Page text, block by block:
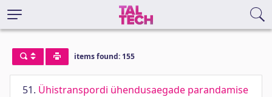
items found: 155
51. Ühistranspordi ühendusaegade parandamise